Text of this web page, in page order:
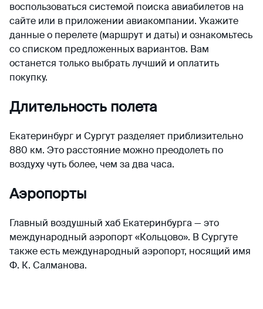
воспользоваться системой поиска авиабилетов на
сайте или в приложении авиакомпании. Укажите
данные о перелете (маршрут и даты) и ознакомьтесь
со списком предложенных вариантов. Вам
останется только выбрать лучший и оплатить
покупку.
Длительность полета
Екатеринбург и Сургут разделяет приблизительно
880 км. Это расстояние можно преодолеть по
воздуху чуть более, чем за два часа.
Аэропорты
Главный воздушный хаб Екатеринбурга — это
международный аэропорт «Кольцово». В Сургуте
также есть международный аэропорт, носящий имя
Ф. К. Салманова.